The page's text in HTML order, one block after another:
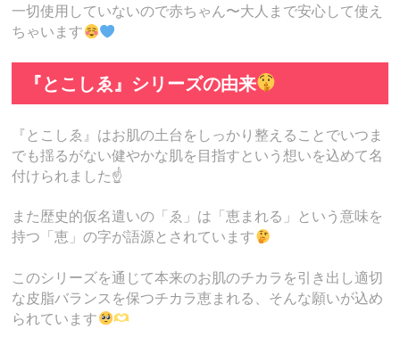
一切使用していないので赤ちゃん〜大人まで安心して使え
ちゃいます
『とこしゑ』シリーズの由来
『とこしゑ』はお肌の土台をしっかり整えることでいつま
でも揺るがない健やかな肌を目指すという想いを込めて名
付けられました☝️
また歴史的仮名遣いの「ゑ」は「恵まれる」という意味を
持つ「恵」の字が語源とされています
このシリーズを通じて本来のお肌のチカラを引き出し適切
な皮脂バランスを保つチカラ恵まれる、そんな願いが込め
られています